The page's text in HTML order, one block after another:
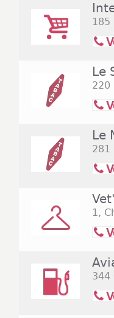
185
Le
220
Le
281
1,
344